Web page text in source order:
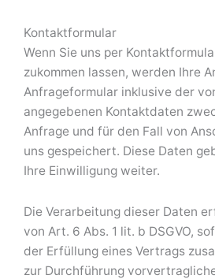
Kontaktformular
Wenn Sie uns per
zukommen lassen, werden Ihre
Anfrageformular inklusive der
angegebenen Kontaktdaten
Anfrage und für den Fall von
uns gespeichert. Diese Daten
Ihre Einwilligung weiter.
Die Verarbeitung dieser Daten
von Art. 6 Abs. 1 lit. b DSGVO,
der Erfüllung eines Vertrags
zur Durchführung